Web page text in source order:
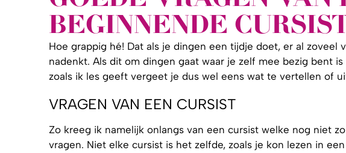
BEGINNENDE
Hoe grappig hé! Dat als je dingen een tijdje doet, er al
nadenkt. Als dit om dingen gaat waar je zelf mee bezig bent
zoals ik les geeft vergeet je dus wel eens wat te vertellen of
VRAGEN VAN EEN CURSIST
Zo kreeg ik namelijk onlangs van een cursist welke nog niet
vragen. Niet elke cursist is het zelfde, zoals je kon lezen in een